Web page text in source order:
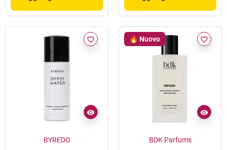
favorite_border
BYREDO
🔥 Nuovo favorite_border
BDK Parfums